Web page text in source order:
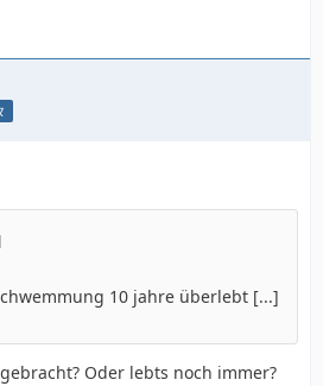
10 jahre überlebt [...]
Oder lebts noch immer?